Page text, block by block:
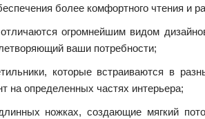
более комфортного чтения и
огромнейшим видом
ваши потребности;
которые встраиваются в
на определенных частях интерьера;
ножках, создающие мягкий